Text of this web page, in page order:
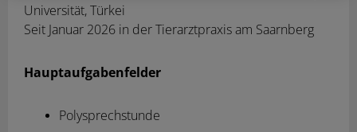
Universität, Türkei
Seit Januar 2026 in der Tierarztpraxis am Saarnberg
Hauptaufgabenfelder
Polysprechstunde